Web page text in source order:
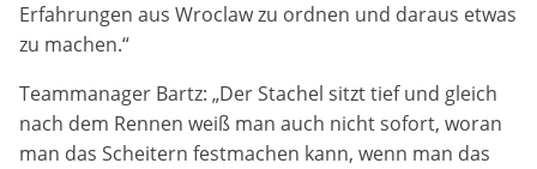
Erfahrungen aus Wroclaw zu ordnen und daraus etwas
zu machen.“
Teammanager Bartz: „Der Stachel sitzt tief und gleich
nach dem Rennen weiß man auch nicht sofort, woran
man das Scheitern festmachen kann, wenn man das
Zweck:
Cookies, die ggf. zur Einbettung und Bereitstellung
Google Maps